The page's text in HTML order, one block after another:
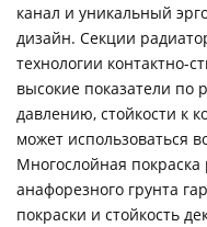
канал и уникальный
дизайн. Секции
технологии контактно-
высокие показатели
давлению, стойкости к
может использоваться
Многослойная
анафорезного грунта
покраски и стойкость